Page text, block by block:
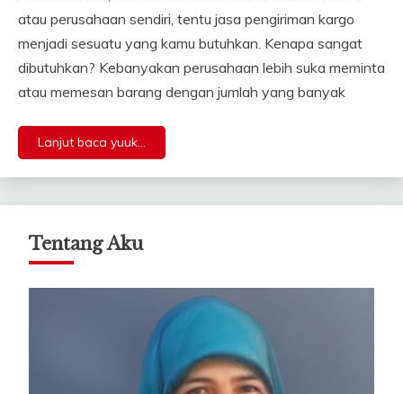
atau perusahaan sendiri, tentu jasa pengiriman kargo
menjadi sesuatu yang kamu butuhkan. Kenapa sangat
dibutuhkan? Kebanyakan perusahaan lebih suka meminta
atau memesan barang dengan jumlah yang banyak
Lanjut baca yuuk...
Tentang Aku